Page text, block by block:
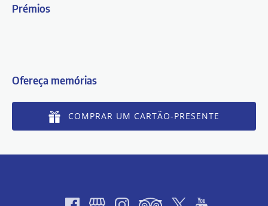
Prémios
Ofereça memórias
COMPRAR UM CARTÃO-PRESENTE